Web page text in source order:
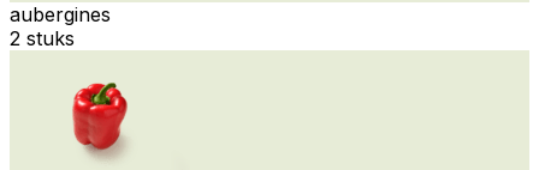
aubergines
2 stuks